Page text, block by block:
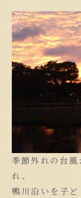
季節外れの台
れ、
鴨川沿いを子